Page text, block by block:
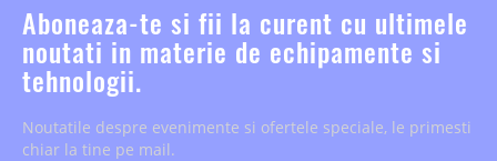
Aboneaza-te si fii la curent cu ultimele
noutati in materie de echipamente si
tehnologii.
Noutatile despre evenimente si ofertele speciale, le primesti
chiar la tine pe mail.